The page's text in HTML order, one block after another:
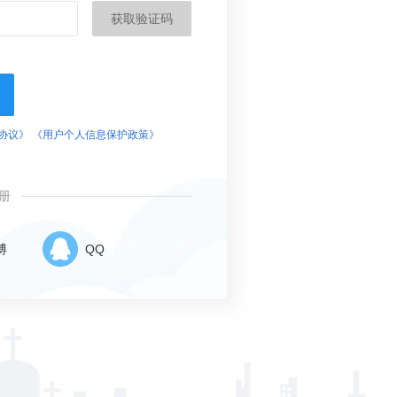
获取验证码
议》 《用户个人信息保护政策》
QQ